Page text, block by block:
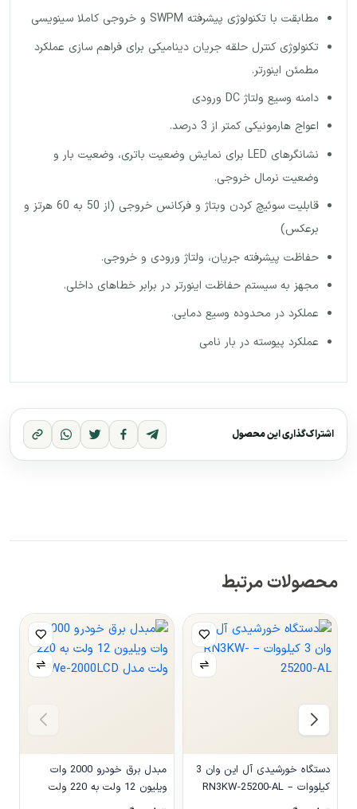
مطابقت با تکنولوژی پیشرفته SWPM و خروجی کاملا سینویسی
تکنولوژی کنترل حلقه جریان دینامیکی برای فراهم سازی عملکرد
مطمئن اینورتر.
دامنه وسیع ولتاژ DC ورودی
اعواج هارمونیکی کمتر از 3 درصد.
نشانگرهای LED برای نمایش وضعیت باتری، وضعیت بار و
وضعیت نرمال خروجی.
قابلیت سوئیچ کردن وبتاژ و فرکانس خروجی (از 50 به 60 هرتز و
برعکس)
حفاظت پیشرفته جریان، ولتاژ ورودی و خروجی.
مجهز به سیستم حفاظت اینورتر در برابر خطاهای داخلی.
عملکرد در محدوده وسیع دمایی.
عملکرد پیوسته در بار نامی
اشتراک‌گذاری این محصول
محصولات مرتبط
دستگاه خورشیدی آل این وان 3
کیلووات – RN3KW-25200-AL
مبدل برق خودرو 2000 وات
ویلیون 12 ولت به 220 ولت
مدل We-2000LCD